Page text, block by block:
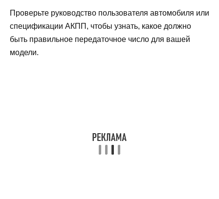
Проверьте руководство пользователя автомобиля или
спецификации АКПП, чтобы узнать, какое должно
быть правильное передаточное число для вашей
модели.